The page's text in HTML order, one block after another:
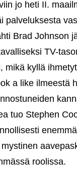
jo heti II.
palveluksesta
Brad Johnson
TV-
mikä kyllä
a like ilmeestä
tuo Stephen
roolissa.